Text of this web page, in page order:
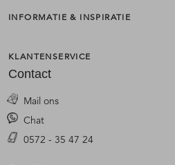
INFORMATIE & INSPIRATIE
KLANTENSERVICE
Contact
Mail ons
Chat
0572 - 35 47 24